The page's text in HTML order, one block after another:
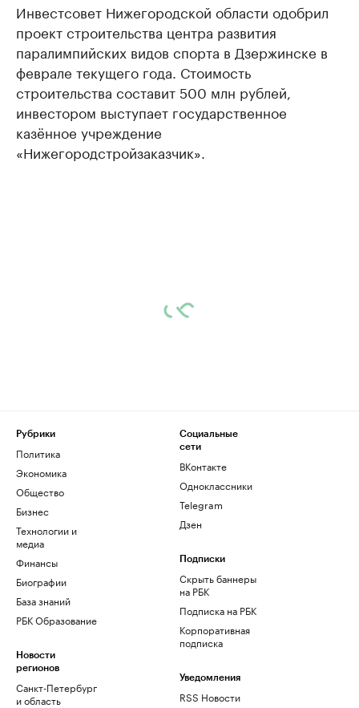
Инвестсовет Нижегородской области одобрил
проект строительства центра развития
паралимпийских видов спорта в Дзержинске в
феврале текущего года. Стоимость
строительства составит 500 млн рублей,
инвестором выступает государственное
казённое учреждение
«Нижегородстройзаказчик».
Рубрики
Политика
Экономика
Общество
Бизнес
Технологии и
медиа
Финансы
Биографии
База знаний
РБК Образование
Новости
регионов
Санкт-Петербург
и область
Социальные
сети
ВКонтакте
Одноклассники
Telegram
Дзен
Подписки
Скрыть баннеры
на РБК
Подписка на РБК
Корпоративная
подписка
Уведомления
RSS Новости